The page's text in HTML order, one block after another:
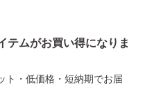
テムがお買い得になりま
ト・低価格・短納期でお届